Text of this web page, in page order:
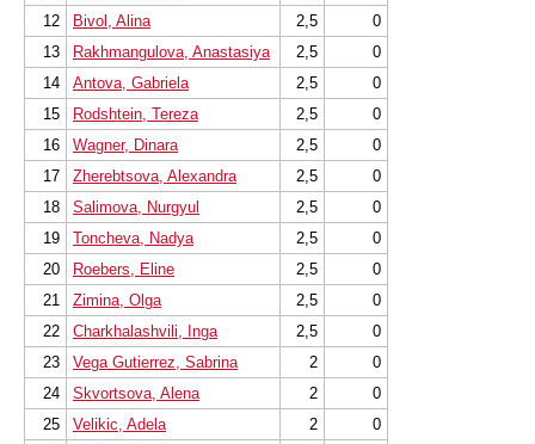
12
Bivol, Alina 2,5
0
13
Rakhmangulova, Anastasiya 2,5
0
14
Antova, Gabriela 2,5
0
15
Rodshtein, Tereza 2,5
0
16
Wagner, Dinara 2,5
0
17
Zherebtsova, Alexandra 2,5
0
18
Salimova, Nurgyul 2,5
0
19
Toncheva, Nadya 2,5
0
20
Roebers, Eline 2,5
0
21
Zimina, Olga 2,5
0
22
Charkhalashvili, Inga 2,5
0
23
Vega Gutierrez, Sabrina 2
0
24
Skvortsova, Alena 2
0
25
Velikic, Adela 2
0